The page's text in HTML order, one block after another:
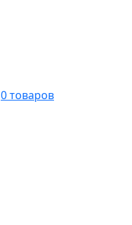
0 товаров